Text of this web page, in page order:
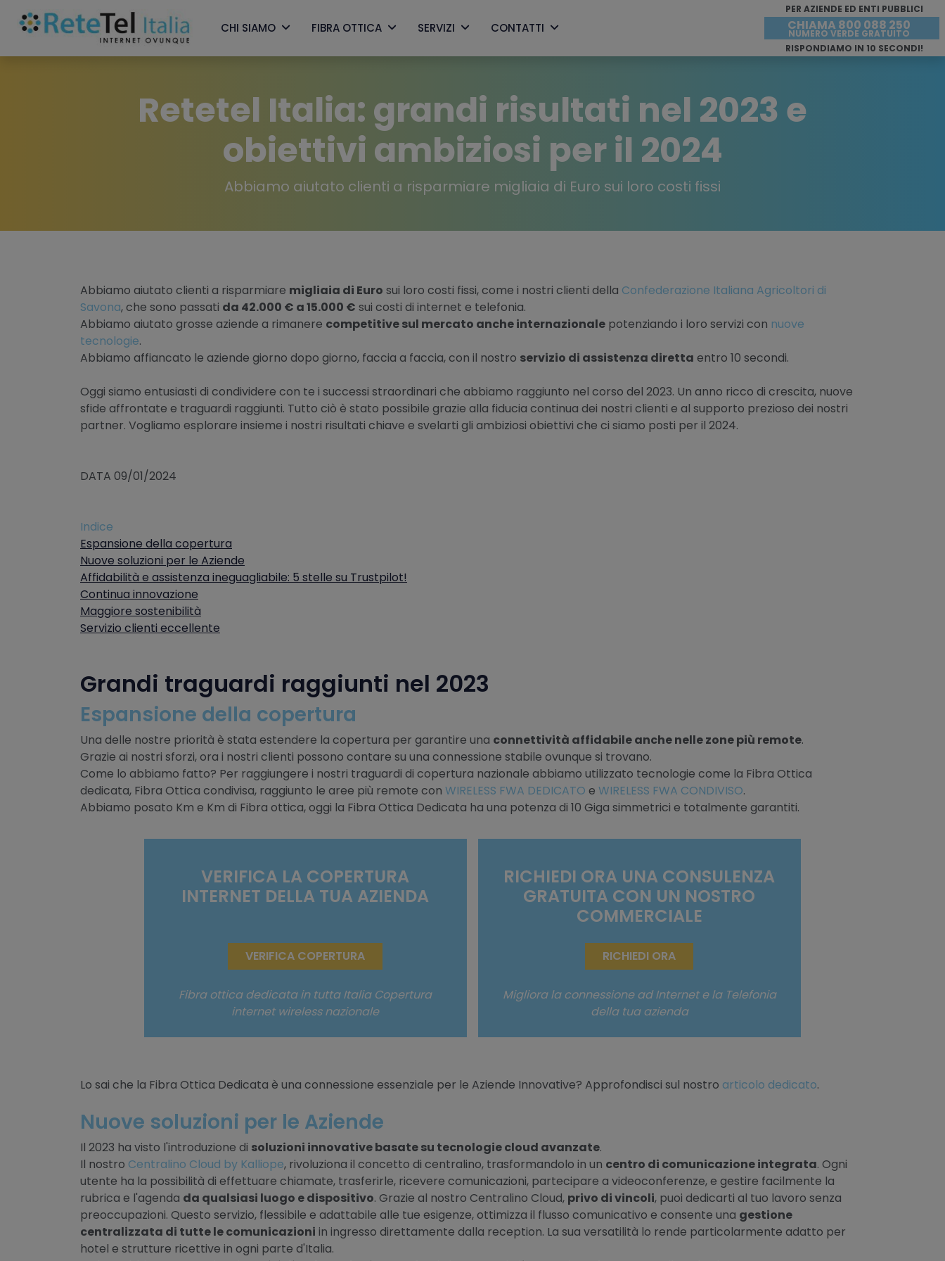
CHI SIAMO FIBRA OTTICA SERVIZI CONTATTI
PER AZIENDE ED ENTI PUBBLICI
CHIAMA 800 088 250
NUMERO VERDE GRATUITO
RISPONDIAMO IN 10 SECONDI!
Retetel Italia: grandi risultati nel 2023 e
obiettivi ambiziosi per il 2024
Abbiamo aiutato clienti a risparmiare migliaia di Euro sui loro costi fissi
Abbiamo aiutato clienti a risparmiare migliaia di Euro sui loro costi fissi, come i nostri clienti della Confederazione Italiana Agricoltori di
Savona, che sono passati da 42.000 € a 15.000 € sui costi di internet e telefonia.
Abbiamo aiutato grosse aziende a rimanere competitive sul mercato anche internazionale potenziando i loro servizi con nuove
tecnologie.
Abbiamo affiancato le aziende giorno dopo giorno, faccia a faccia, con il nostro servizio di assistenza diretta entro 10 secondi.
Oggi siamo entusiasti di condividere con te i successi straordinari che abbiamo raggiunto nel corso del 2023. Un anno ricco di crescita, nuove
sfide affrontate e traguardi raggiunti. Tutto ciò è stato possibile grazie alla fiducia continua dei nostri clienti e al supporto prezioso dei nostri
partner. Vogliamo esplorare insieme i nostri risultati chiave e svelarti gli ambiziosi obiettivi che ci siamo posti per il 2024.
DATA 09/01/2024
Indice
Espansione della copertura
Nuove soluzioni per le Aziende
Affidabilità e assistenza ineguagliabile: 5 stelle su Trustpilot!
Continua innovazione
Maggiore sostenibilità
Servizio clienti eccellente
Grandi traguardi raggiunti nel 2023
Espansione della copertura
Una delle nostre priorità è stata estendere la copertura per garantire una connettività affidabile anche nelle zone più remote.
Grazie ai nostri sforzi, ora i nostri clienti possono contare su una connessione stabile ovunque si trovano.
Come lo abbiamo fatto? Per raggiungere i nostri traguardi di copertura nazionale abbiamo utilizzato tecnologie come la Fibra Ottica
dedicata, Fibra Ottica condivisa, raggiunto le aree più remote con WIRELESS FWA DEDICATO e WIRELESS FWA CONDIVISO.
Abbiamo posato Km e Km di Fibra ottica, oggi la Fibra Ottica Dedicata ha una potenza di 10 Giga simmetrici e totalmente garantiti.
VERIFICA LA COPERTURA
INTERNET DELLA TUA AZIENDA
VERIFICA COPERTURA
Fibra ottica dedicata in tutta Italia Copertura
internet wireless nazionale
RICHIEDI ORA UNA CONSULENZA
GRATUITA CON UN NOSTRO
COMMERCIALE
RICHIEDI ORA
Migliora la connessione ad Internet e la Telefonia
della tua azienda
Lo sai che la Fibra Ottica Dedicata è una connessione essenziale per le Aziende Innovative? Approfondisci sul nostro articolo dedicato.
Nuove soluzioni per le Aziende
Il 2023 ha visto l'introduzione di soluzioni innovative basate su tecnologie cloud avanzate.
Il nostro Centralino Cloud by Kalliope, rivoluziona il concetto di centralino, trasformandolo in un centro di comunicazione integrata. Ogni
utente ha la possibilità di effettuare chiamate, trasferirle, ricevere comunicazioni, partecipare a videoconferenze, e gestire facilmente la
rubrica e l'agenda da qualsiasi luogo e dispositivo. Grazie al nostro Centralino Cloud, privo di vincoli, puoi dedicarti al tuo lavoro senza
preoccupazioni. Questo servizio, flessibile e adattabile alle tue esigenze, ottimizza il flusso comunicativo e consente una gestione
centralizzata di tutte le comunicazioni in ingresso direttamente dalla reception. La sua versatilità lo rende particolarmente adatto per
hotel e strutture ricettive in ogni parte d'Italia.